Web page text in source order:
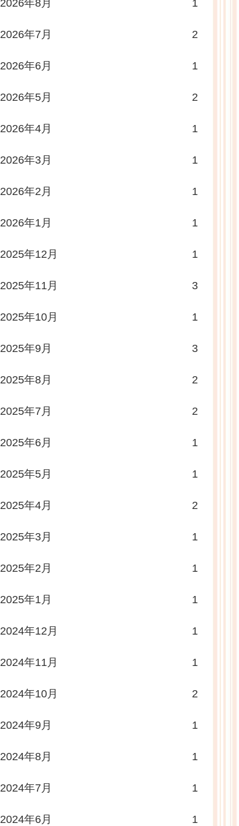
2026年8月 1
2026年7月 2
2026年6月 1
2026年5月 2
2026年4月 1
2026年3月 1
2026年2月 1
2026年1月 1
2025年12月 1
2025年11月 3
2025年10月 1
2025年9月 3
2025年8月 2
2025年7月 2
2025年6月 1
2025年5月 1
2025年4月 2
2025年3月 1
2025年2月 1
2025年1月 1
2024年12月 1
2024年11月 1
2024年10月 2
2024年9月 1
2024年8月 1
2024年7月 1
2024年6月 1